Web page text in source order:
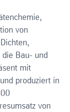
von
die Bau- und
mit
produziert in
von